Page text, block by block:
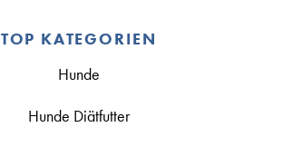
TOP KATEGORIEN
Hunde
Hunde Diätfutter